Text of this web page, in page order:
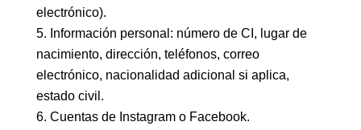
electrónico).
Información personal: número de CI, lugar de
nacimiento, dirección, teléfonos, correo
electrónico, nacionalidad adicional si aplica,
estado civil.
Cuentas de Instagram o Facebook.